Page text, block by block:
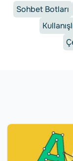
Sohbet Botları